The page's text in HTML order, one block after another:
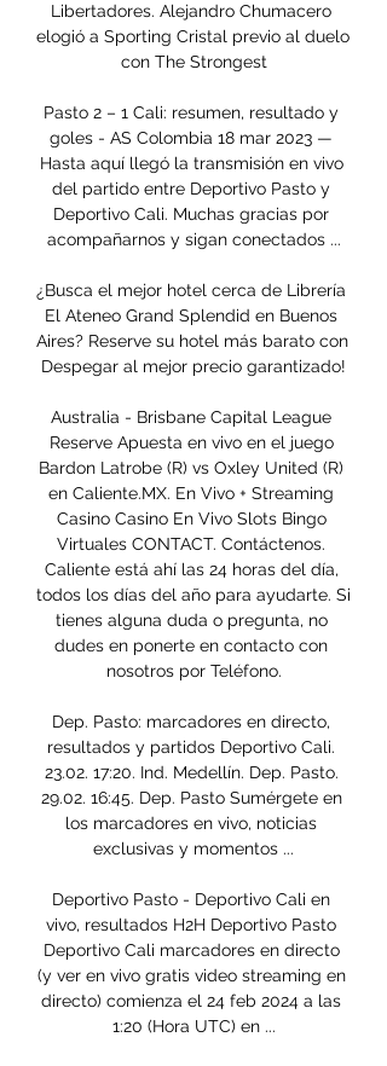
Libertadores. Alejandro Chumacero
elogió a Sporting Cristal previo al duelo
con The Strongest
Pasto 2 – 1 Cali: resumen, resultado y
goles - AS Colombia 18 mar 2023 —
Hasta aquí llegó la transmisión en vivo
del partido entre Deportivo Pasto y
Deportivo Cali. Muchas gracias por
acompañarnos y sigan conectados ...
¿Busca el mejor hotel cerca de Librería
El Ateneo Grand Splendid en Buenos
Aires? Reserve su hotel más barato con
Despegar al mejor precio garantizado!
Australia - Brisbane Capital League
Reserve Apuesta en vivo en el juego
Bardon Latrobe (R) vs Oxley United (R)
en Caliente.MX. En Vivo + Streaming
Casino Casino En Vivo Slots Bingo
Virtuales CONTACT. Contáctenos.
Caliente está ahí las 24 horas del día,
todos los días del año para ayudarte. Si
tienes alguna duda o pregunta, no
dudes en ponerte en contacto con
nosotros por Teléfono.
Dep. Pasto: marcadores en directo,
resultados y partidos Deportivo Cali.
23.02. 17:20. Ind. Medellín. Dep. Pasto.
29.02. 16:45. Dep. Pasto Sumérgete en
los marcadores en vivo, noticias
exclusivas y momentos ...
Deportivo Pasto - Deportivo Cali en
vivo, resultados H2H Deportivo Pasto
Deportivo Cali marcadores en directo
(y ver en vivo gratis video streaming en
directo) comienza el 24 feb 2024 a las
1:20 (Hora UTC) en ...